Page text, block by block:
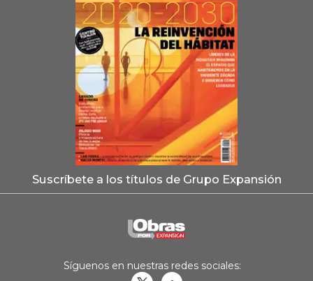
Suscríbete a los títulos de Grupo Expansión
Síguenos en nuestras redes sociales: